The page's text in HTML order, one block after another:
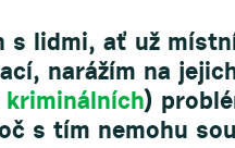
s lidmi, ať už
narážím na
kriminálních)
s tím nemohu